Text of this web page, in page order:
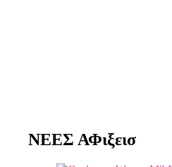
ΝΕΕΣ ΑΦιξεισ